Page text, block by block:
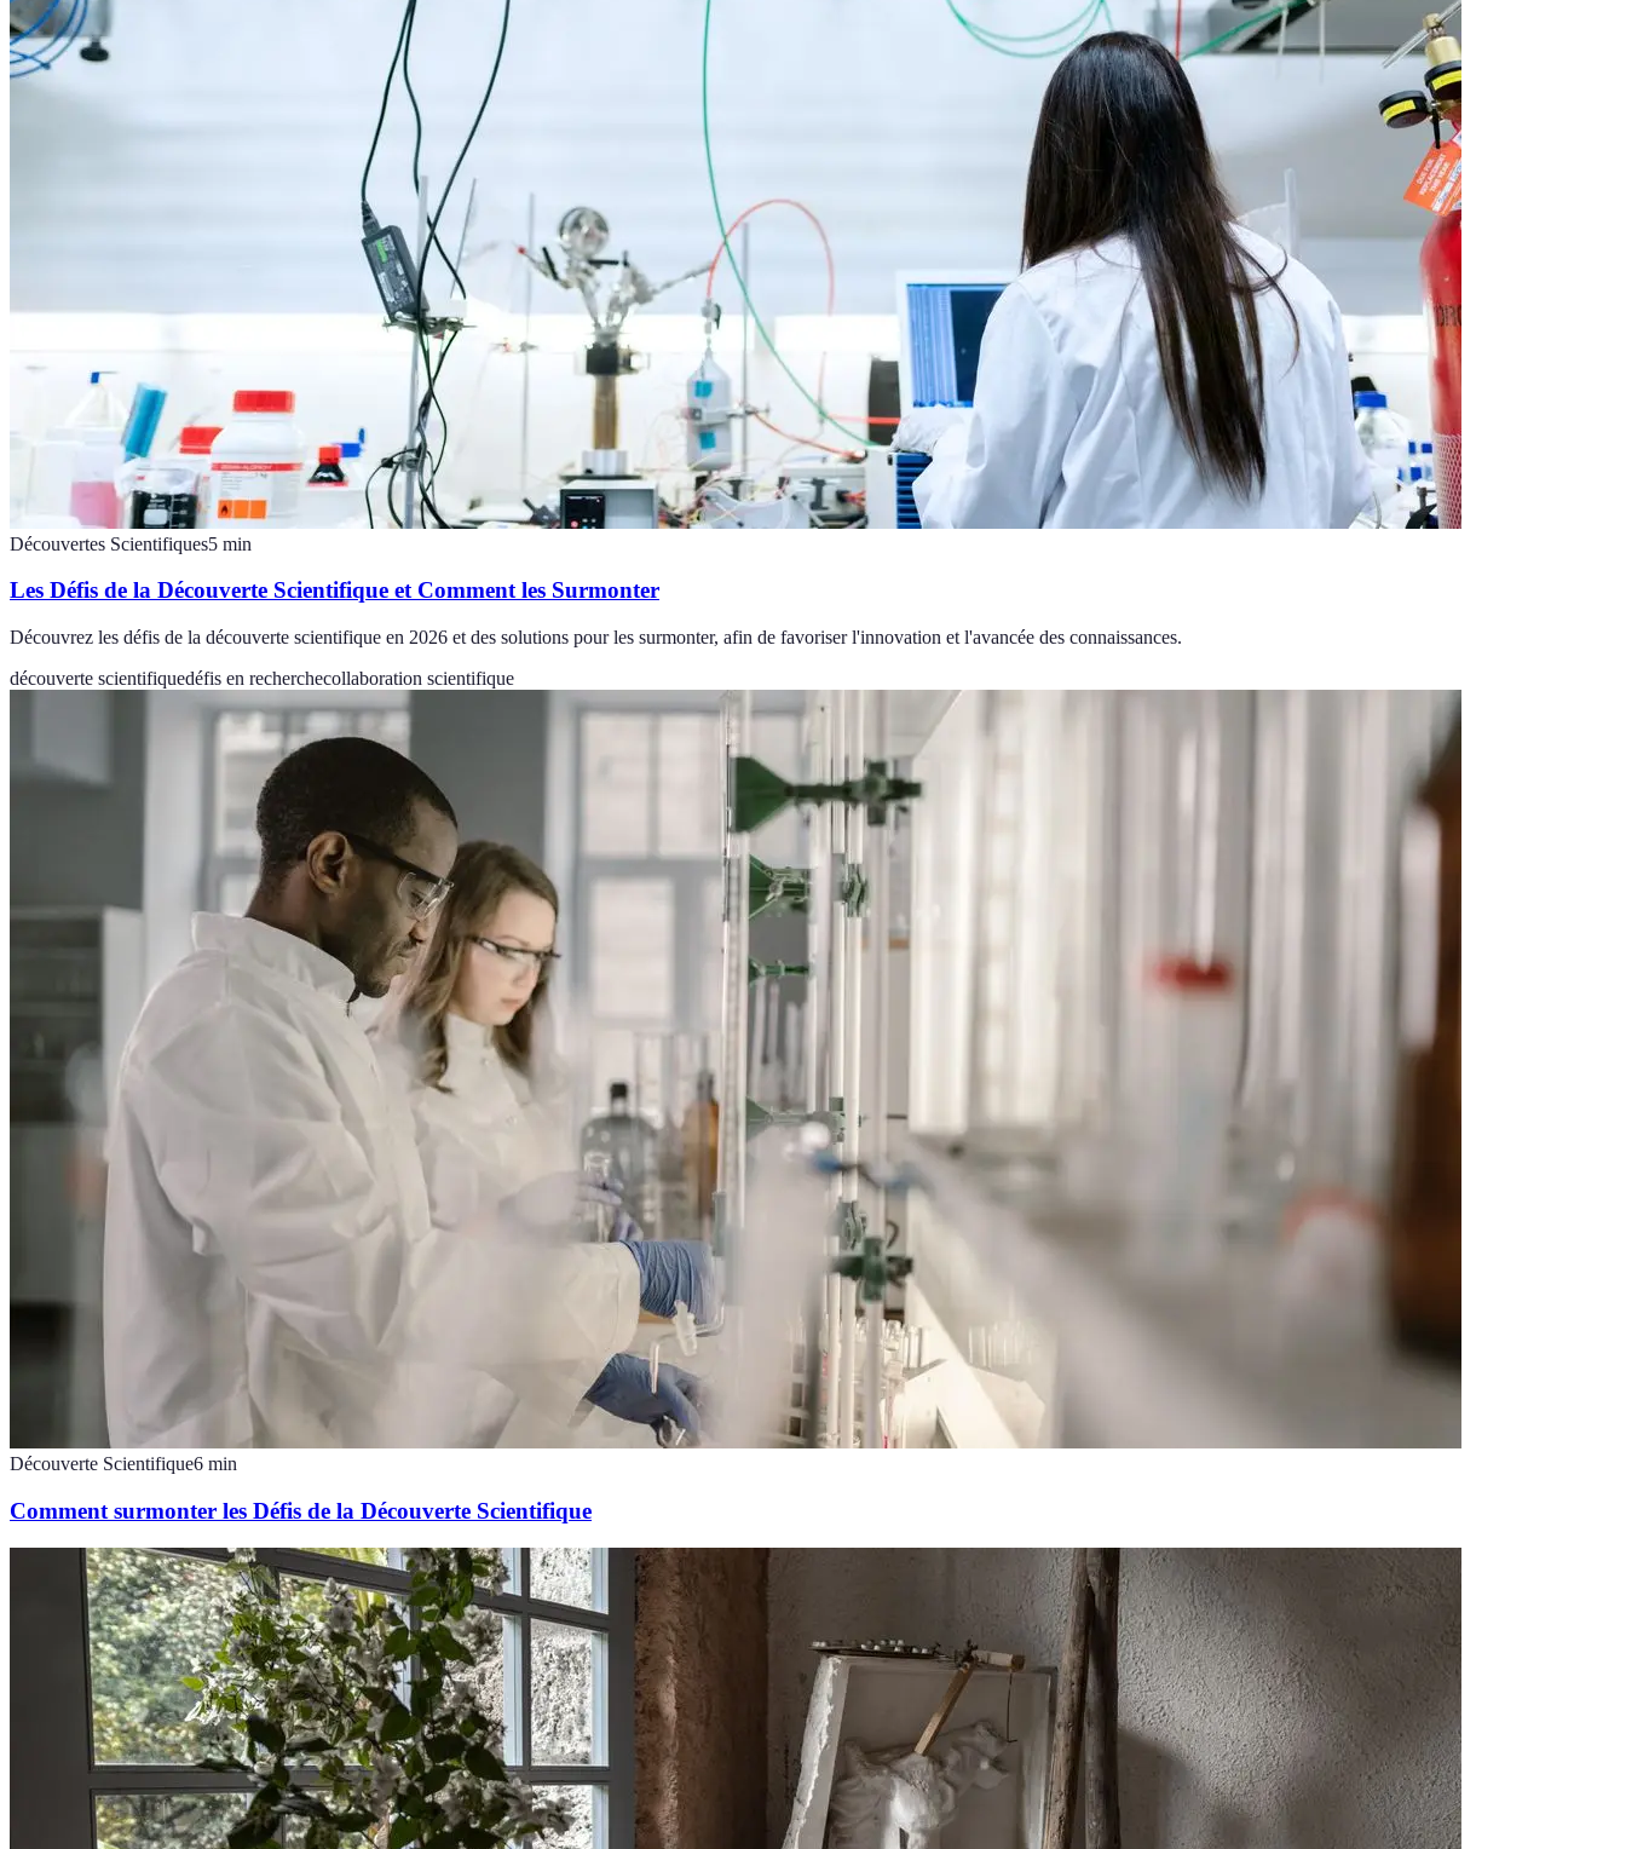
Découvertes Scientifiques5 min
Les Défis de la Découverte Scientifique et Comment les Surmonter
Découvrez les défis de la découverte scientifique en 2026 et des solutions pour les surmonter, afin de favoriser l'innovation et l'avancée des connaissances.
découverte scientifiquedéfis en recherchecollaboration scientifique
Découverte Scientifique6 min
Comment surmonter les Défis de la Découverte Scientifique